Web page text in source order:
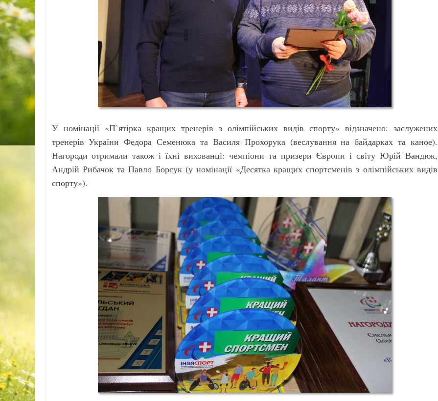
У номінації «П’ятірка кращих тренерів з олімпійських видів спорту» відзначено: заслужених
тренерів України Федора Семенюка та Василя Прохорука (веслування на байдарках та каное).
Нагороди отримали також і їхні вихованці: чемпіони та призери Європи і світу Юрій Вандюк,
Андрій Рибачок та Павло Борсук (у номінації «Десятка кращих спортсменів з олімпійських видів
спорту»).